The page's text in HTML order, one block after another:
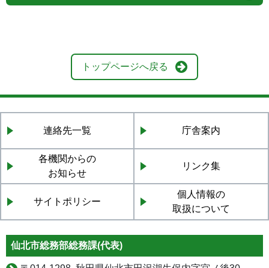
トップページへ戻る
連絡先一覧 庁舎案内
各機関からの
お知らせ
リンク集
サイトポリシー
個人情報の
取扱について
仙北市総務部総務課(代表)